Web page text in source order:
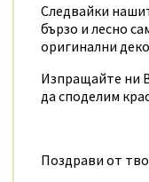
Следвайки
бързо и лесно
оригинални
Изпращайте ни
да споделим
Поздрави от